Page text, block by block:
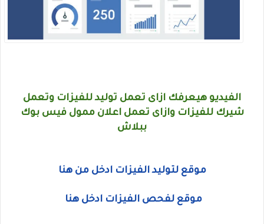
الفيديو هيعرفك ازاى تعمل توليد للفيزات وتعمل
شيرك للفيزات وازاى تعمل اعلان ممول فيس بوك
ببلاش
موقع لتوليد الفيزات ادخل من هنا
موقع لفحص الفيزات ادخل هنا